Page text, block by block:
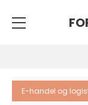
E-handel og